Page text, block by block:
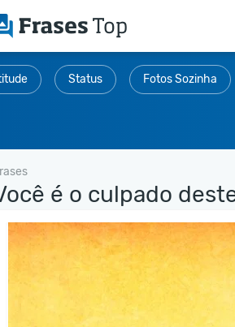
Status Fotos Sozinha
é o culpado